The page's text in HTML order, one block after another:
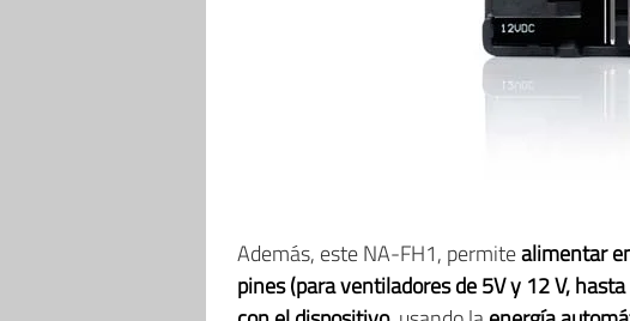
Además, este NA-FH1, permitealimentar
pines (para ventiladores de 5V y 12 V,